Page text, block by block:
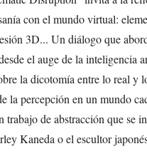
con el mundo virtual:
3D... Un diálogo que
el auge de la inteligencia
la dicotomía entre lo real y
la percepción en un mundo
de abstracción que se
Kaneda o el escultor